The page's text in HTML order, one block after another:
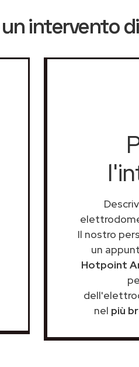
intervento di
Il nostro
un
Hotpoint
nel più